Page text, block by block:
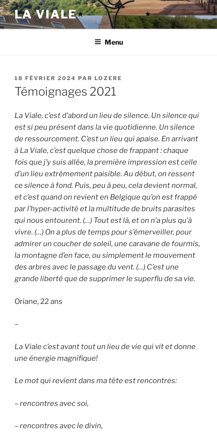
Aller
au
contenu
LA VIALE
Menu
PUBLIÉ
LE
18 FÉVRIER 2024 PAR LOZERE
Témoignages 2021
La Viale, c’est d’abord un lieu de silence. Un silence qui
est si peu présent dans la vie quotidienne. Un silence
de ressourcement. C’est un lieu qui apaise. En arrivant
à La Viale, c’est quelque chose de frappant : chaque
fois que j’y suis allée, la première impression est celle
d’un lieu extrêmement paisible. Au début, on ressent
ce silence à fond. Puis, peu à peu, cela devient normal,
et c’est quand on revient en Belgique qu’on est frappé
par l’hyper-activité et la multitude de bruits parasites
qui nous entourent. (…) Tout est là, et on n’a plus qu’à
vivre. (…) On a plus de temps pour s’émerveiller, pour
admirer un coucher de soleil, une caravane de fourmis,
la montagne d’en face, ou simplement le mouvement
des arbres avec le passage du vent. (…) C’est une
grande liberté que de supprimer le superflu de sa vie.
Oriane, 22 ans
–
La Viale c’est avant tout un lieu de vie qui vit et donne
une énergie magnifique!
Le mot qui revient dans ma tête est rencontres:
– rencontres avec soi,
– rencontres avec le divin,